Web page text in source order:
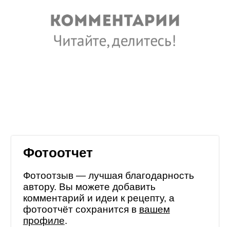
Фотоотчет
Фотоотзыв — лучшая благодарность
автору. Вы можете добавить
комментарий и идеи к рецепту, а
фотоотчёт сохранится в вашем
профиле.